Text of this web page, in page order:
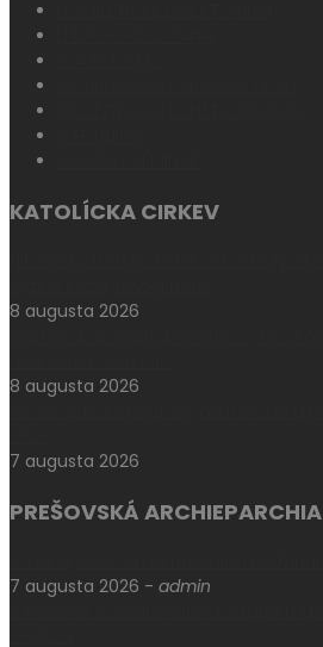
KATOLÍCKA CIRKEV
8 augusta 2026
8 augusta 2026
7 augusta 2026
PREŠOVSKÁ ARCHIEPARCHIA
7 augusta 2026 - admin